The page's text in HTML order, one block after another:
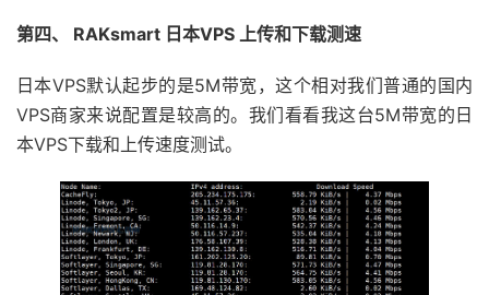
第四、 RAKsmart 日本VPS 上传和下载测速
日本VPS默认起步的是5M带宽，这个相对我们普通的国内
VPS商家来说配置是较高的。我们看看我这台5M带宽的日
本VPS下载和上传速度测试。